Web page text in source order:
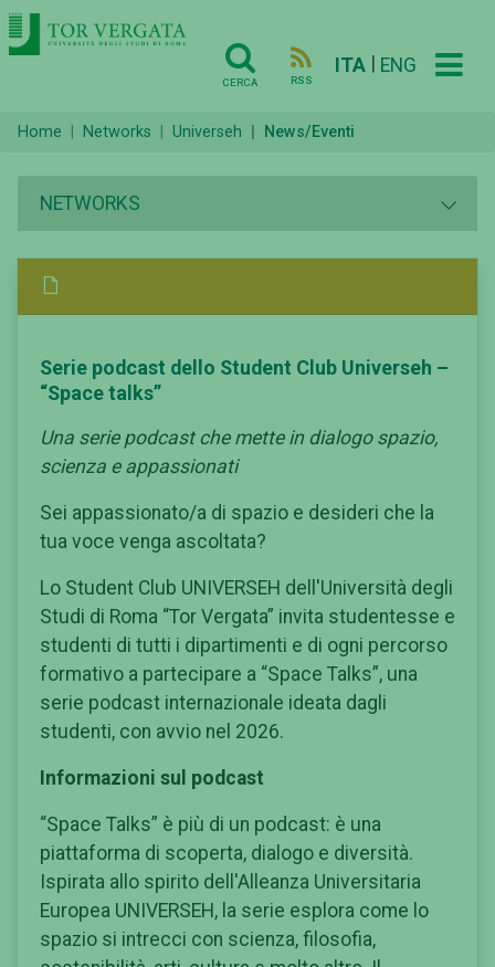
CERCA RSS
ITA ENG
Home Networks Universeh News/Eventi
NETWORKS
Serie podcast dello Student Club Universeh –
“Space talks”
Una serie podcast che mette in dialogo spazio,
scienza e appassionati
Sei appassionato/a di spazio e desideri che la
tua voce venga ascoltata?
Lo Student Club UNIVERSEH dell'Università degli
Studi di Roma “Tor Vergata” invita studentesse e
studenti di tutti i dipartimenti e di ogni percorso
formativo a partecipare a “Space Talks”, una
serie podcast internazionale ideata dagli
studenti, con avvio nel 2026.
Informazioni sul podcast
“Space Talks” è più di un podcast: è una
piattaforma di scoperta, dialogo e diversità.
Ispirata allo spirito dell'Alleanza Universitaria
Europea UNIVERSEH, la serie esplora come lo
spazio si intrecci con scienza, filosofia,